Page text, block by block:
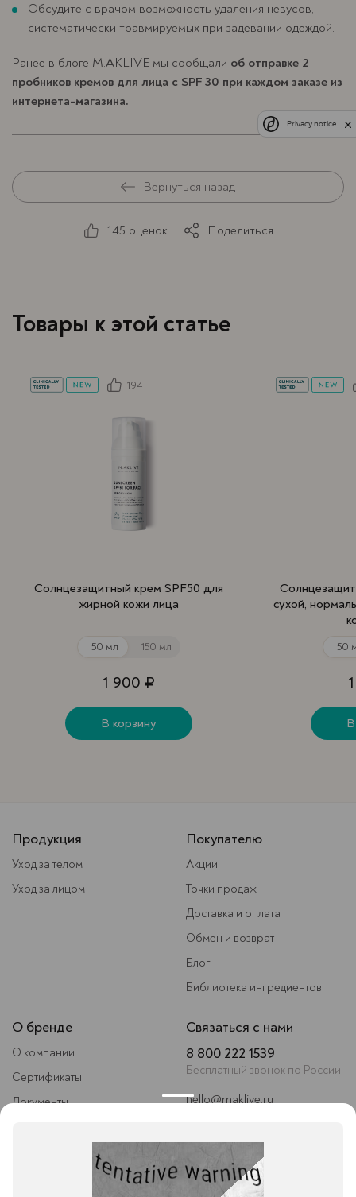
Обсудите с врачом возможность удаления невусов,
систематически травмируемых при задевании одеждой.
Ранее в блоге M.AKLIVE мы сообщали об отправке 2
пробников кремов для лица с SPF 30 при каждом заказе из
интернета-магазина.
Вернуться назад
145 оценок Поделиться
Товары к этой статье
194
Солнцезащитный крем SPF50 для
жирной кожи лица
50 мл 150 мл
1 900 ₽
В корзину
сухой,
50
Продукция
Уход за телом
Уход за лицом
Покупателю
Акции
Точки продаж
Доставка и оплата
Обмен и возврат
Блог
Библиотека ингредиентов
О бренде
О компании
Сертификаты
Документы
Связаться с нами
8 800 222 1539
Бесплатный звонок по России
hello@maklive.ru
Privacy notice